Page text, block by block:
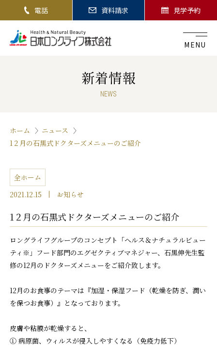
電話 資料請求 見学予約
MENU
新着情報
NEWS
ホーム
ニュース
1２月の石黒式ドクターズメニューのご紹介
全ホーム
2021.12.15
お知らせ
1２月の石黒式ドクターズメニューのご紹介
ロングライフグループのコンセプト「ヘルス＆ナチュラルビュー
ティ※」フード部門のエグゼクティブマネジャー、石黒伸先生監
修の12月のドクターズメニューをご紹介致します。
12月のお食事のテーマは『加湿・保湿フード（乾燥を防ぎ、潤い
を保つお食事）』となっております。
皮膚や粘膜が乾燥すると、
① 病原菌、ウィルスが侵入しやすくなる（免疫力低下）